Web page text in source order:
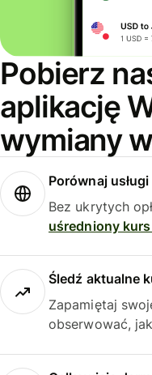
Pobierz
aplikację
wymiany
Porównaj
Bez ukrytych
uśredniony
Śledź aktualne
Zapamiętaj
obserwować,